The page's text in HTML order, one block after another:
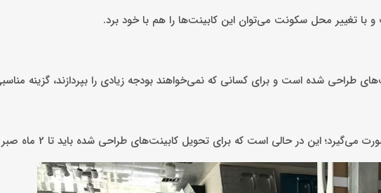
با تغییر محل سکونت می‌توان این کابینت‌ها را هم با خود برد.
طراحی شده است و برای کسانی که نمی‌خواهند بودجه زیادی را بپردازند، گزینه
این در حالی است که برای تحویل کابینت‌های طراحی شده باید تا 2 ماه صبر کرد.